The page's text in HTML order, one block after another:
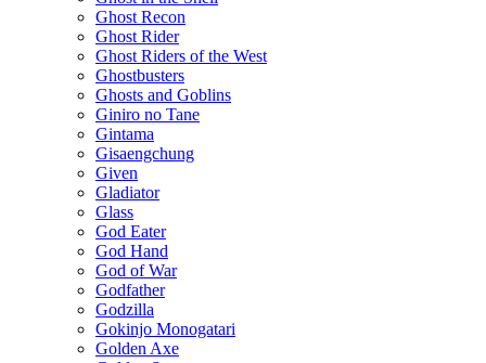
Ghost Recon
Ghost Rider
Ghost Riders of the West
Ghostbusters
Ghosts and Goblins
Giniro no Tane
Gintama
Gisaengchung
Given
Gladiator
Glass
God Eater
God Hand
God of War
Godfather
Godzilla
Gokinjo Monogatari
Golden Axe